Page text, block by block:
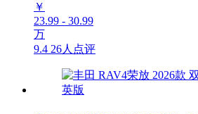
￥
23.99 - 30.99
万
9.4 26人点评